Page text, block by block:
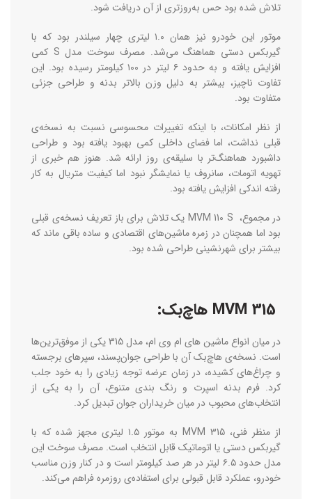
تلاش شده بود حس به‌روزتری از آن دریافت شود.
موتور این خودرو نیز همان ۱.۰ لیتری چهار سیلندر بود که با
گیربکس دستی هماهنگ می‌شد. مصرف سوخت مدل S کمی
افزایش یافته و به حدود ۶ لیتر در ۱۰۰ کیلومتر رسیده بود. این
تفاوت ناچیز، بیشتر به دلیل وزن بالاتر بدنه و طراحی جزئی
متفاوت بود.
از نظر امکانات، با اینکه تغییرات محسوسی نسبت به نسخه‌ی
قبلی نداشت، اما فضای داخلی کمی بهبود یافته بود و طراحی
داشبورد هماهنگ‌تر با سلیقه‌ی روز ارائه شد. هنوز هم خبری از
تهویه اتومات، سانروف یا نمایشگر نبود اما کیفیت متریال به‌ کار
رفته اندکی افزایش یافته بود.
در مجموع، MVM 110 S یک تلاش برای باز تعریف نسخه‌ی قبلی
بود اما همچنان در زمره‌ ماشین‌های اقتصادی و ساده باقی ماند که
بیشتر برای شهرنشینی طراحی شده بود.
در میان انواع ماشین های ام وی ام، مدل 315 یکی از موفق‌ترین‌‌ها
است. نسخه‌ی هاچ‌بک آن با طراحی جوان‌پسند، سپرهای برجسته
و چراغ‌های کشیده، در زمان عرضه توجه زیادی را به خود جلب
کرد. فرم بدنه اسپرت و رنگ‌ بندی متنوع، آن را به یکی از
انتخاب‌های محبوب در میان خریداران جوان تبدیل کرد.
از منظر فنی، MVM 315 به موتور ۱.۵ لیتری مجهز شده که با
گیربکس دستی یا اتوماتیک قابل انتخاب است. مصرف سوخت این
مدل حدود ۶.۵ لیتر در هر صد کیلومتر است و در کنار وزن مناسب
خودرو، عملکرد قابل قبولی برای استفاده‌ی روزمره فراهم می‌کند.